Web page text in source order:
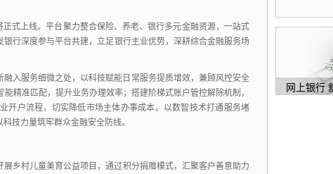
正式上线。平台聚力整合保险、养老、银行多元金融资源， 一站式
银行深度参与平台共建，立足银行主业优势， 深耕综合金融服务场
入服务细微之处， 以科技赋能日常服务提质增效， 兼顾风控安全
精准匹配， 提升业务办理效率； 搭建阶梯式账户管控解除机制，
开户流程， 切实降低市场主体办事成本。 以数智技术打通服务堵
科技力量筑牢群众金融安全防线。
展乡村儿童美育公益项目，通过积分捐赠模式， 汇聚客户善意助力
网上银行